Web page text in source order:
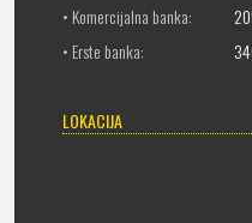
• Komercijalna banka:
• Erste banka:
LOKACIJA